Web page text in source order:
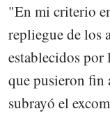
"En mi criterio
repliegue de los
establecidos por
que pusieron fin
subrayó el